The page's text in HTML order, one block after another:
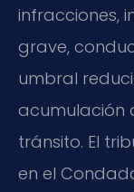
infracciones,
grave,
umbral
acumulación
tránsito. El
en el